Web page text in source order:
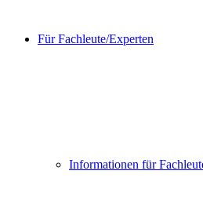
Für Fachleute/Experten
Informationen für